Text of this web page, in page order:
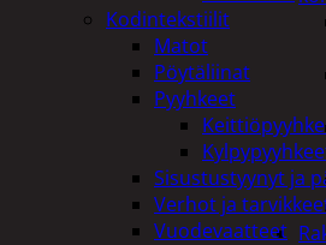
Kodintekstiilit
Matot
Pöytäliinat
Pyyhkeet
Sisustustyynyt ja
Verhot ja
Vuodevaatteet